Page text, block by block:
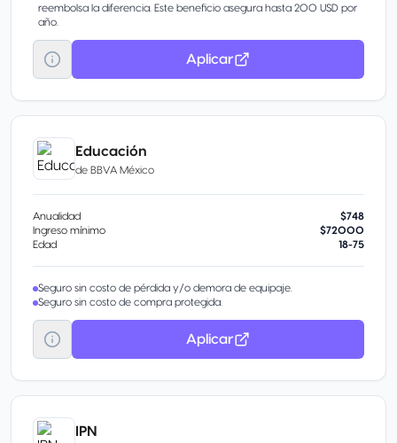
reembolsa la diferencia. Este beneficio asegura hasta 200 USD por
año.
Aplicar
Educación
de BBVA México
Anualidad
$748
Ingreso mínimo
$72000
Edad
18-75
Seguro sin costo de pérdida y/o demora de equipaje.
Seguro sin costo de compra protegida.
Aplicar
IPN